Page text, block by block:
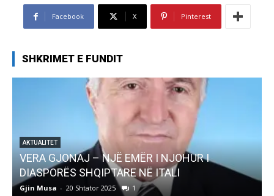
Facebook X Pinterest
SHKRIMET E FUNDIT
AKTUALITET
Pregaditi Gjin Musa-Rome- Shtator 2025
Gjin Musa - 8 Shtator 2025 0